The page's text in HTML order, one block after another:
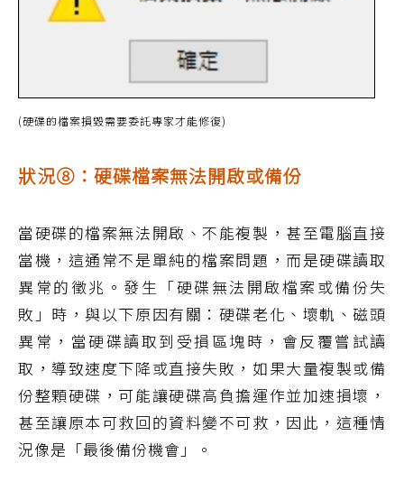
(硬碟的檔案損毀需要委託專家才能修復)
狀況⑧：硬碟檔案無法開啟或備份
當硬碟的檔案無法開啟、不能複製，甚至電腦直接
當機，這通常不是單純的檔案問題，而是硬碟讀取
異常的徵兆。發生「硬碟無法開啟檔案或備份失
敗」時，與以下原因有關：硬碟老化、壞軌、磁頭
異常，當硬碟讀取到受損區塊時，會反覆嘗試讀
取，導致速度下降或直接失敗，如果大量複製或備
份整顆硬碟，可能讓硬碟高負擔運作並加速損壞，
甚至讓原本可救回的資料變不可救，因此，這種情
況像是「最後備份機會」。